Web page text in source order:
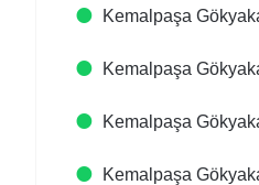
Kemalpaşa
Kemalpaşa
Kemalpaşa
Kemalpaşa